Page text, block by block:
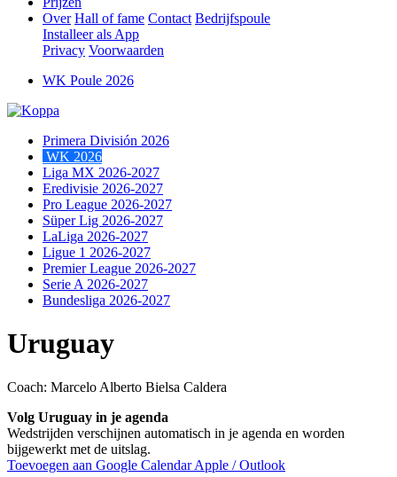
Over Hall of fame Contact Bedrijfspoule
Installeer als App
Privacy Voorwaarden
WK Poule 2026
Primera División 2026
WK 2026
Liga MX 2026-2027
Eredivisie 2026-2027
Pro League 2026-2027
Süper Lig 2026-2027
LaLiga 2026-2027
Ligue 1 2026-2027
Premier League 2026-2027
Serie A 2026-2027
Bundesliga 2026-2027
Uruguay
Coach: Marcelo Alberto Bielsa Caldera
Volg Uruguay in je agenda
Wedstrijden verschijnen automatisch in je agenda en worden
bijgewerkt met de uitslag.
Toevoegen aan Google CalendarApple / Outlook